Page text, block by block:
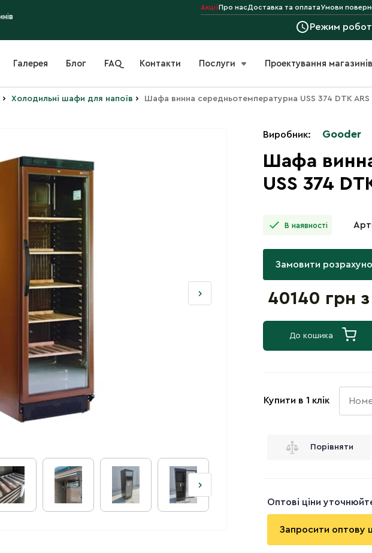
АкціїПро насДоставка та оплатаУмови
Режим
Галерея Блог FAQ Контакти Послуги Проектування магазинів
› Холодильні шафи для напоїв › Шафа винна середньотемпературна USS 374 DTK
Виробник: Gooder
Шафа
USS 374
В наявності
Замовити
40140 грн
До кошика
Купити в 1 клік
Порівняти
Оптові ціни
Запросити оптову